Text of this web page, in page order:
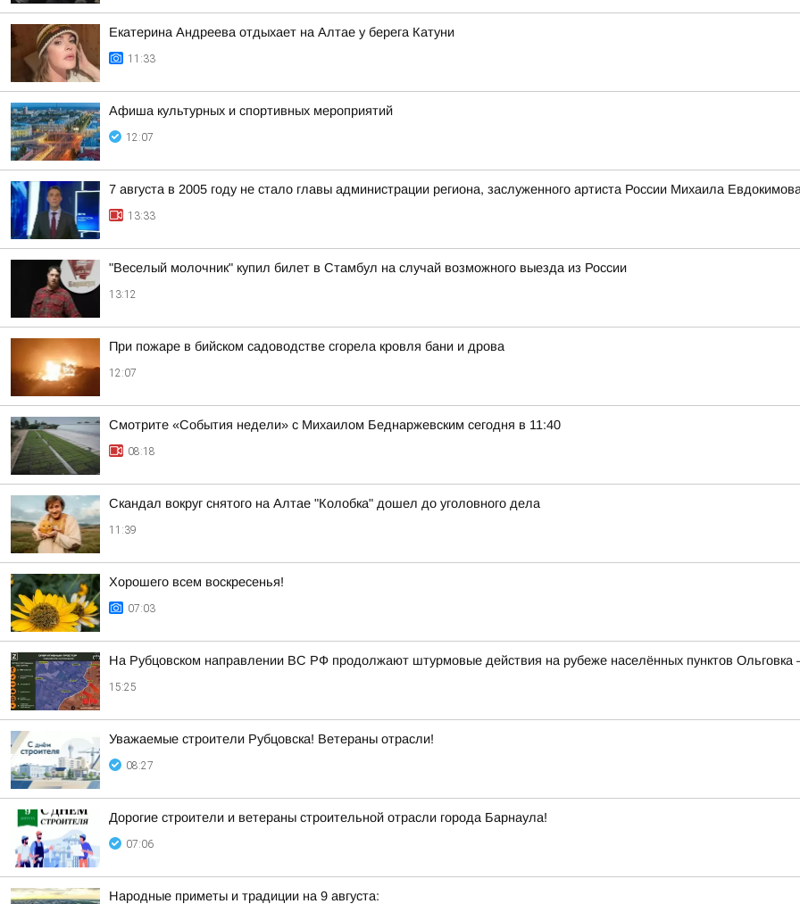
Екатерина Андреева отдыхает на Алтае у берега Катуни
11:33
Афиша культурных и спортивных мероприятий
12:07
7 августа в 2005 году не стало главы администрации региона, заслуженного артиста России Михаила
13:33
"Веселый молочник" купил билет в Стамбул на случай возможного выезда из России
13:12
При пожаре в бийском садоводстве сгорела кровля бани и дрова
12:07
Смотрите «События недели» с Михаилом Беднаржевским сегодня в 11:40
08:18
Скандал вокруг снятого на Алтае "Колобка" дошел до уголовного дела
11:39
Хорошего всем воскресенья!
07:03
На Рубцовском направлении ВС РФ продолжают штурмовые действия на рубеже населённых пунктов
15:25
Уважаемые строители Рубцовска! Ветераны отрасли!
08:27
Дорогие строители и ветераны строительной отрасли города Барнаула!
07:06
Народные приметы и традиции на 9 августа: